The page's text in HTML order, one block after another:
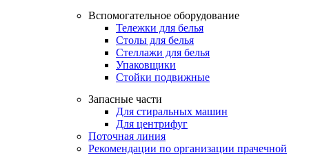
Вспомогательное оборудование
Тележки для белья
Столы для белья
Стеллажи для белья
Упаковщики
Стойки подвижные
Запасные части
Для стиральных машин
Для центрифуг
Поточная линия
Рекомендации по организации прачечной